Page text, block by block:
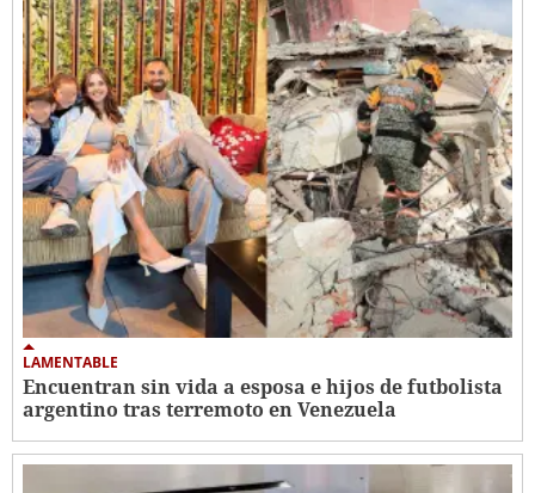
LAMENTABLE
Encuentran sin vida a esposa e hijos de futbolista
argentino tras terremoto en Venezuela